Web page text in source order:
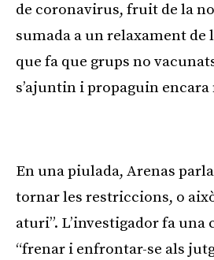
de coronavirus, fruit de la
sumada a un relaxament de
que fa que grups no
s’ajuntin i propaguin
En una piulada, Arenas
tornar les restriccions, o
aturi”. L’investigador fa una
“frenar i enfrontar-se als